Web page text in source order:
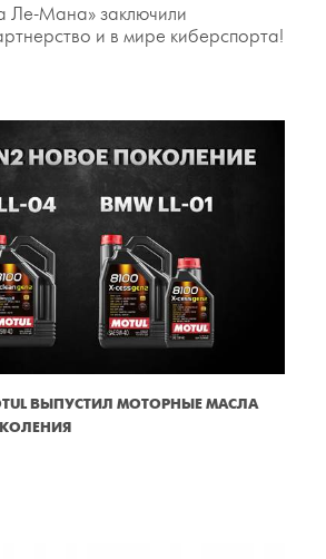
Ле-Мана» заключили
и в мире киберспорта!
ВЫПУСТИЛ МОТОРНЫЕ МАСЛА